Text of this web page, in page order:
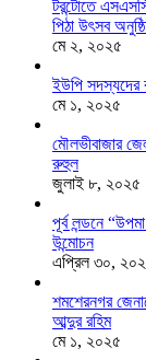
টরন্টোতে
পিঠা উৎসব
মে ২, ২০২৫
ইউপি সদস্যদের
মে ১, ২০২৫
মৌলভীবাজার
রুহুল
জুলাই ৮, ২০২৫
পূর্ব লন্ডনে
উন্মোচন
এপ্রিল ৩০,
শমশেরনগর
আব্দুর রহিম
মে ১, ২০২৫